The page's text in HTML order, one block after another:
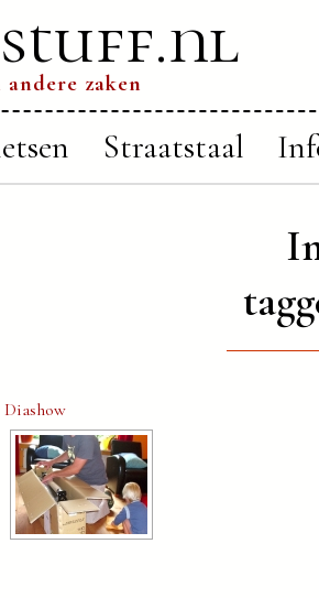
zaken
Straatstaal
Diashow